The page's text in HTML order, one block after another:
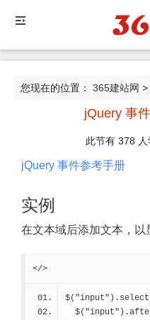
您现在的位置： 365建站网 >
事件 - select() 方法jQuery 事
此节有 378
jQuery 事件参考手册
实例
在文本域后添加文本，以
</>